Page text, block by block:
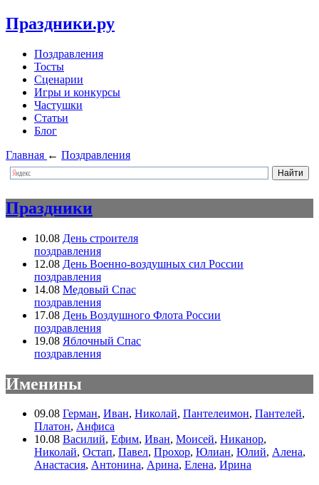
Праздники.ру
Поздравления
Тосты
Сценарии
Игры и конкурсы
Частушки
Статьи
Блог
Главная ← Поздравления
Праздники
10.08 День строителя
поздравления
12.08 День Военно-воздушных сил России
поздравления
14.08 Медовый Спас
поздравления
17.08 День Воздушного Флота России
поздравления
19.08 Яблочный Спас
поздравления
Именины
09.08 Герман, Иван, Николай, Пантелеимон, Пантелей,
Платон, Анфиса
10.08 Василий, Ефим, Иван, Моисей, Никанор,
Николай, Остап, Павел, Прохор, Юлиан, Юлий, Алена,
Анастасия, Антонина, Арина, Елена, Ирина